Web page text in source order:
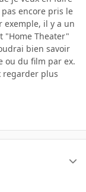
pas encore pris le
exemple, il y a un
"Home Theater"
bien savoir
ou du film par ex.
regarder plus